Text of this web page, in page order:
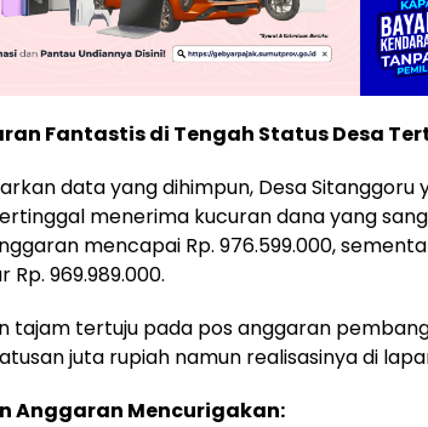
Fantastis di Tengah Status Desa
data yang dihimpun, Desa
menerima kucuran dana yang
mencapai Rp. 976.599.000,
Rp. 969.989.000.
tajam tertuju pada pos anggaran
juta rupiah namun realisasinya di
Anggaran Mencurigakan: